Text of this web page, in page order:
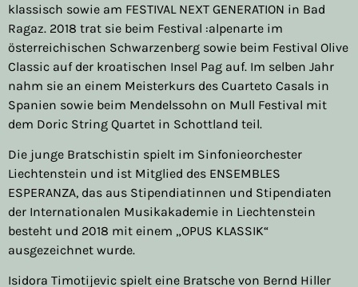
klassisch sowie am FESTIVAL NEXT GENERATION in Bad
Ragaz. 2018 trat sie beim Festival :alpenarte im
österreichischen Schwarzenberg sowie beim Festival Olive
Classic auf der kroatischen Insel Pag auf. Im selben Jahr
nahm sie an einem Meisterkurs des Cuarteto Casals in
Spanien sowie beim Mendelssohn on Mull Festival mit
dem Doric String Quartet in Schottland teil.
Die junge Bratschistin spielt im Sinfonieorchester
Liechtenstein und ist Mitglied des ENSEMBLES
ESPERANZA, das aus Stipendiatinnen und Stipendiaten
der Internationalen Musikakademie in Liechtenstein
besteht und 2018 mit einem „OPUS KLASSIK“
ausgezeichnet wurde.
Isidora Timotijevic spielt eine Bratsche von Bernd Hiller